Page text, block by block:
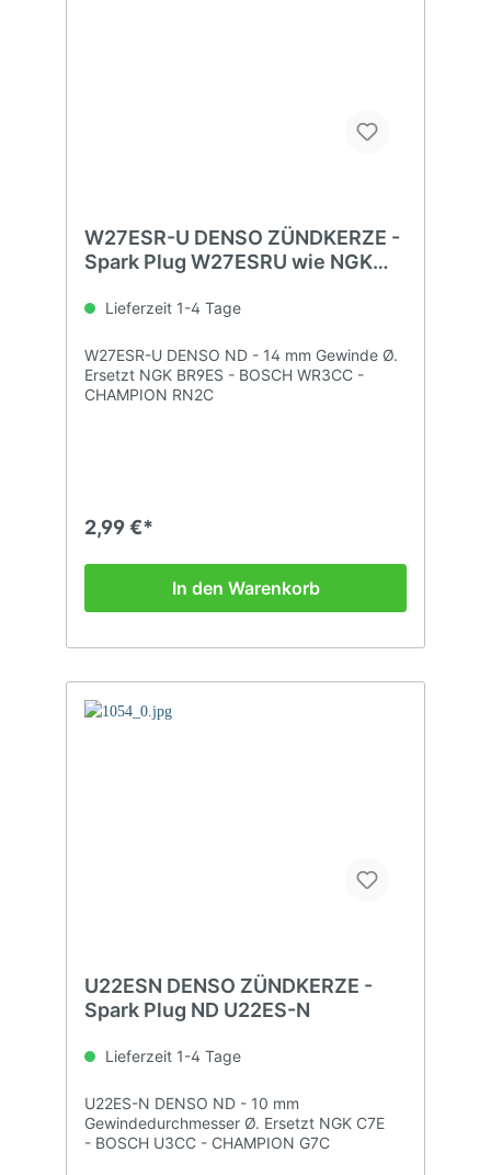
W27ESR-U DENSO ZÜNDKERZE -
Spark Plug W27ESRU wie NGK
Lieferzeit 1-4 Tage
W27ESR-U DENSO ND - 14 mm Gewinde Ø.
Ersetzt NGK BR9ES - BOSCH WR3CC -
CHAMPION RN2C
2,99 €*
In den Warenkorb
U22ESN DENSO ZÜNDKERZE -
Spark Plug ND U22ES-N
Lieferzeit 1-4 Tage
U22ES-N DENSO ND - 10 mm
Gewindedurchmesser Ø. Ersetzt NGK C7E
- BOSCH U3CC - CHAMPION G7C